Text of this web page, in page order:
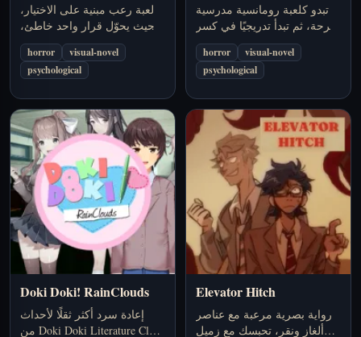
لعبة رعب مبنية على الاختيار،
حيث يحوّل قرار واحد خاطئ،
أخذ قط حُذّرت منه، الشقة إلى
فخ.horror
visual-novel
psychological
تبدو كلعبة رومانسية مدرسية
مرحة، ثم تبدأ تدريجيًا في كسر
قواعدها حتى تتحول إلى فخ
رعب نفسي كامل.
horror
visual-novel
psychological
Doki Doki! RainClouds
إعادة سرد أكثر ثقلًا لأحداث
Doki Doki Literature Club من
Elevator Hitch
رواية بصرية مرعبة مع عناصر
ألغاز ونقر، تحبسك مع زميل